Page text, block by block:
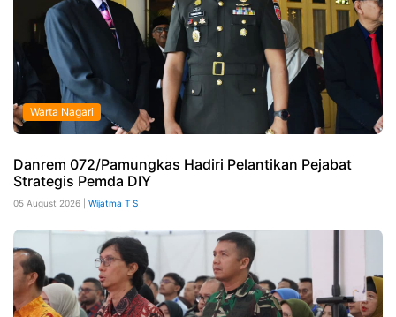
Warta Nagari
Danrem 072/Pamungkas Hadiri Pelantikan Pejabat
Strategis Pemda DIY
05 August 2026 | Wijatma T S